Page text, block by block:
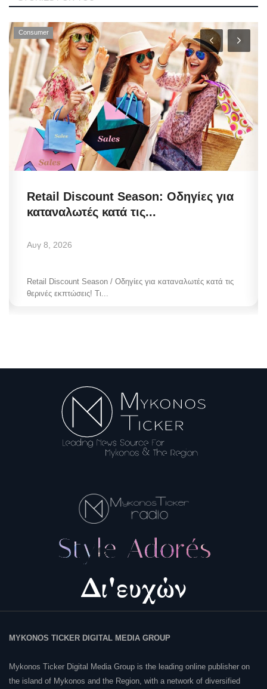
Consumer
Retail Discount Season: Οδηγίες για
καταναλωτές κατά τις...
Αυγ 8, 2026
Retail Discount Season / Οδηγίες για καταναλωτές κατά τις
θερινές εκπτώσεις! Τι...
MYKONOS TICKER DIGITAL MEDIA GROUP
Mykonos Ticker Digital Media Group is the leading online publisher on
the island of Mykonos and the Region, with a network of diversified